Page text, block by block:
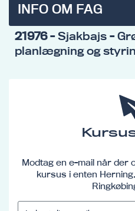
INFO OM FAG
21976- Sjakbajs -
planlægning og
Modtag en e-mail når der
kursus i enten